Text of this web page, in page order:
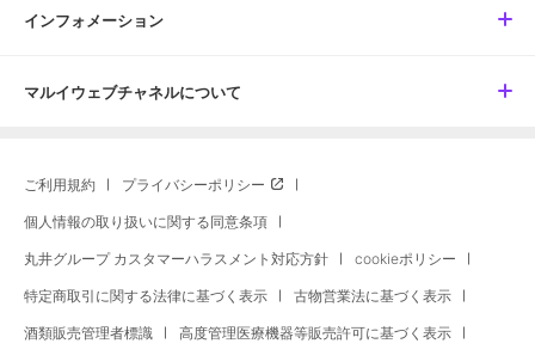
インフォメーション
マルイウェブチャネルについて
ご利用規約 プライバシーポリシー
個人情報の取り扱いに関する同意条項
丸井グループ カスタマーハラスメント対応方針 cookieポリシー
特定商取引に関する法律に基づく表示 古物営業法に基づく表示
酒類販売管理者標識 高度管理医療機器等販売許可に基づく表示